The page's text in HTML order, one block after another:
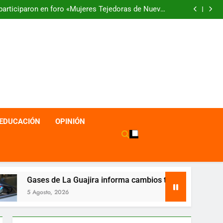
Realidades por La Guajira»
‘La Cacica’, enmarcada en frases trascendentales
Lanzamiento en Aruba de la Revista SER Caribe
Cacica’, enmarcada en frases trascendentales
EDUCACIÓN OPINIÓN
informa cambios temporales en sus canales de atención